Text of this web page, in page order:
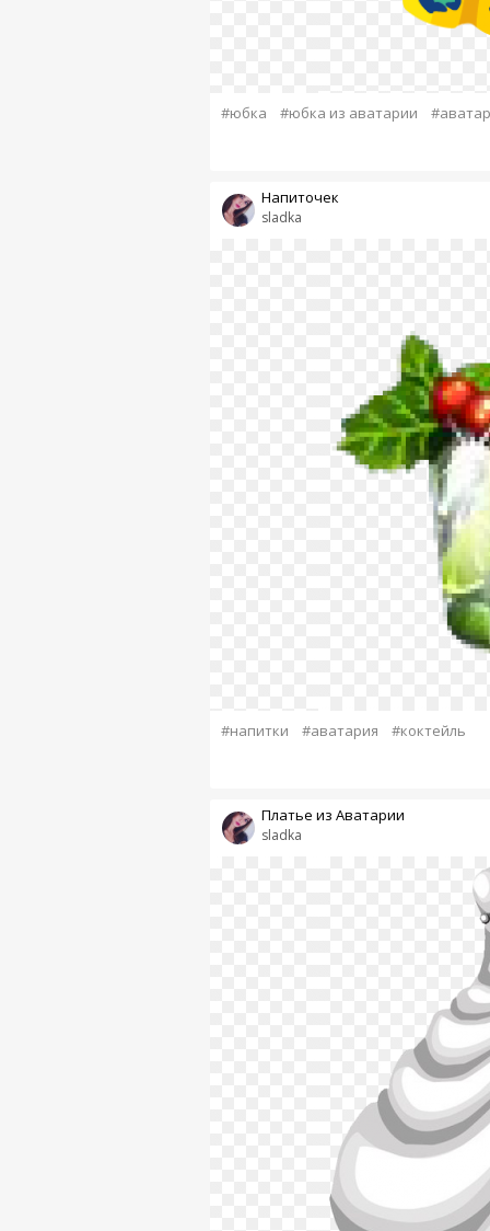
#юбка #юбка из аватарии
sladka
Напиточек
#напитки #аватария #коктейль
sladka
Платье из Аватарии